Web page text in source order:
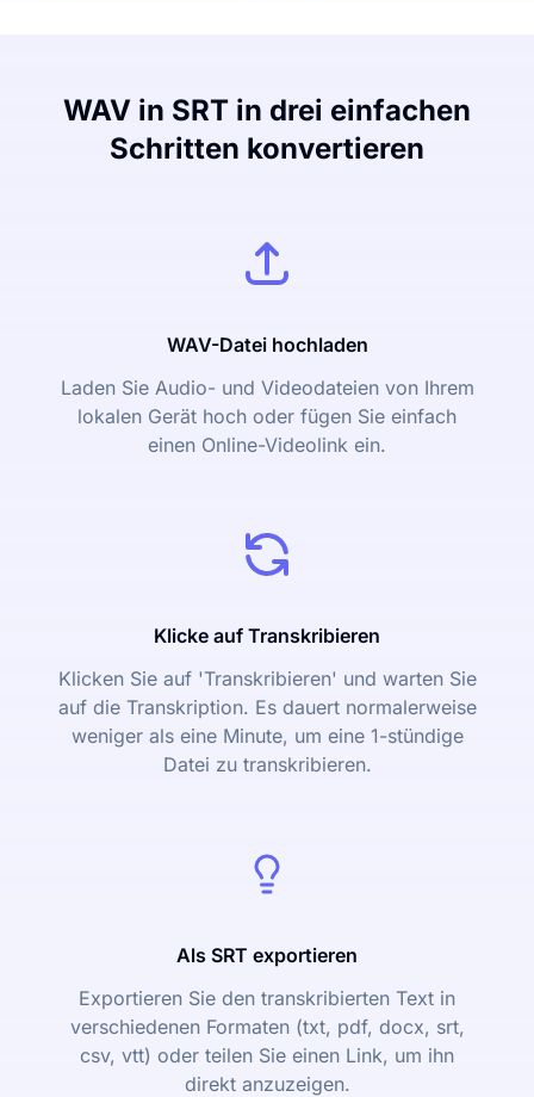
WAV in SRT in drei einfachen
Schritten konvertieren
WAV-Datei hochladen
Laden Sie Audio- und Videodateien von Ihrem
lokalen Gerät hoch oder fügen Sie einfach
einen Online-Videolink ein.
Klicke auf Transkribieren
Klicken Sie auf 'Transkribieren' und warten Sie
auf die Transkription. Es dauert normalerweise
weniger als eine Minute, um eine 1-stündige
Datei zu transkribieren.
Als SRT exportieren
Exportieren Sie den transkribierten Text in
verschiedenen Formaten (txt, pdf, docx, srt,
csv, vtt) oder teilen Sie einen Link, um ihn
direkt anzuzeigen.